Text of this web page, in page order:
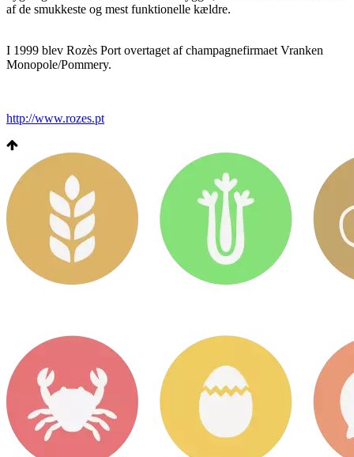
af de smukkeste og mest funktionelle kældre.
I 1999 blev Rozès Port overtaget af champagnefirmaet Vranken
Monopole/Pommery.
http://www.rozes.pt